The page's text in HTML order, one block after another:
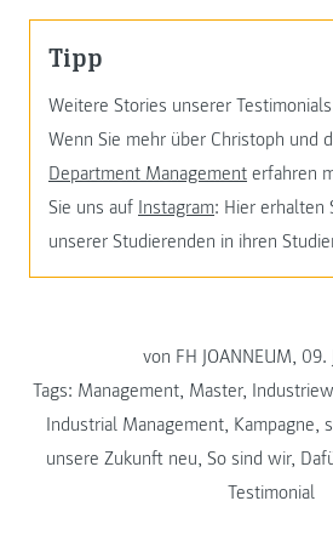
Tipp
Weitere Stories unserer
Wenn Sie mehr über Christoph und
Department Management erfahren
Sie uns auf Instagram: Hier erhalten
unserer Studierenden in ihren
von FH JOANNEUM, 09.
Tags: Management, Master,
Industrial Management, Kampagne,
unsere Zukunft neu, So sind wir,
Testimonial